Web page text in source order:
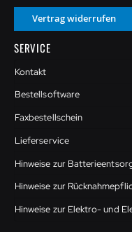
Vertrag widerrufen
SERVICE
Kontakt
Bestellsoftware
Faxbestellschein
Lieferservice
Hinweise zur
Hinweise zur
Hinweise zur Elektro- und